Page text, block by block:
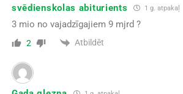
svēdienskolas abiturients 1 g. atpakaļ
3 mio no vajadzīgajiem 9 mjrd ?
2 Atbildēt